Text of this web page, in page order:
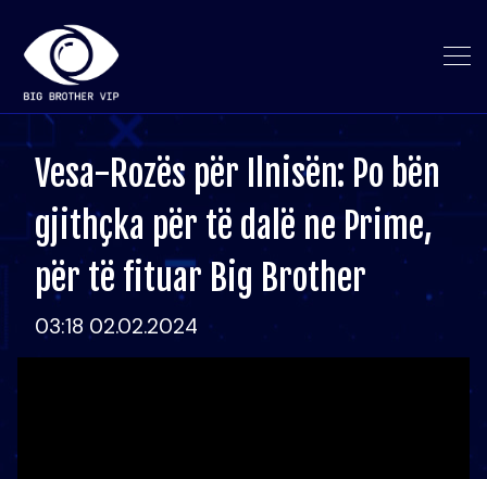
Vesa-Rozës për Ilnisën: Po bën
gjithçka për të dalë ne Prime,
për të fituar Big Brother
03:18 02.02.2024